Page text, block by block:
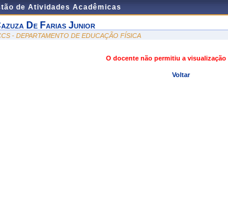
de Atividades Acadêmicas
De Farias Junior
- DEPARTAMENTO DE EDUCAÇÃO FÍSICA
O docente não permitiu a visualização
Voltar